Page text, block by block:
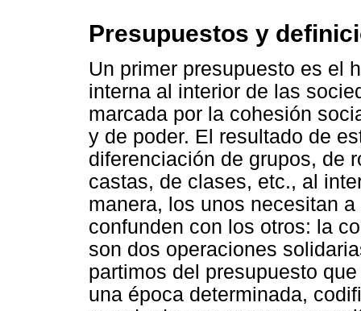
Presupuestos y
Un primer presupuesto es el
interna al interior de las
marcada por la cohesión
y de poder. El resultado de
diferenciación de grupos, de
castas, de clases, etc., al
manera, los unos necesitan
confunden con los otros: la
son dos operaciones
partimos del presupuesto
una época determinada,